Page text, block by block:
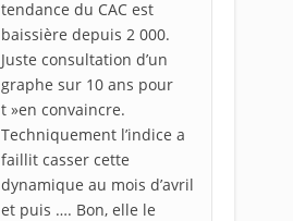
tendance du CAC est
baissière depuis 2 000.
Juste consultation d’un
graphe sur 10 ans pour
t »en convaincre.
Techniquement l’indice a
faillit casser cette
dynamique au mois d’avril
et puis …. Bon, elle le